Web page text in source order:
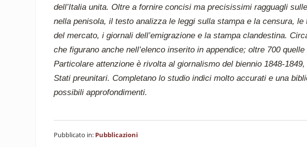
dell’Italia unita. Oltre a fornire concisi ma precisissimi ragguagli
nella penisola, il testo analizza le leggi sulla stampa e la censura,
del mercato, i giornali dell’emigrazione e la stampa clandestina.
che figurano anche nell’elenco inserito in appendice; oltre 700
Particolare attenzione è rivolta al giornalismo del biennio 1848-
Stati preunitari. Completano lo studio indici molto accurati e una
possibili approfondimenti.
Pubblicato in: Pubblicazioni